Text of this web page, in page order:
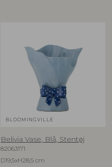
BLOOMINGVILLE
Belivia Vase, Blå, Stentøj
82063171
D19,5xH28,5 cm